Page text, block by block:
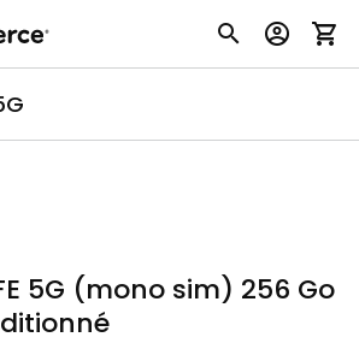
5G (mono sim) 256 Go